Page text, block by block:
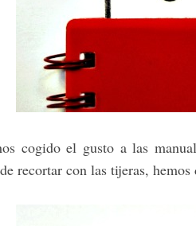
cogido el gusto a las
recortar con las tijeras,